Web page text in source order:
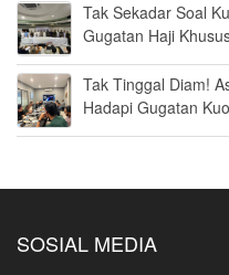
Tak Sekadar Soal
Gugatan Haji
Tak Tinggal Diam!
Hadapi Gugatan
SOSIAL MEDIA